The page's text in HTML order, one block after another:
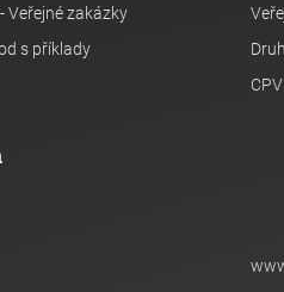
Veřejné zakázky
s příklady